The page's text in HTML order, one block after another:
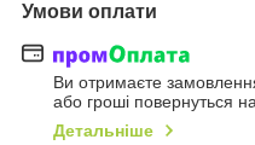
Умови оплати
Ви отримаєте
або гроші повернуться
Детальніше